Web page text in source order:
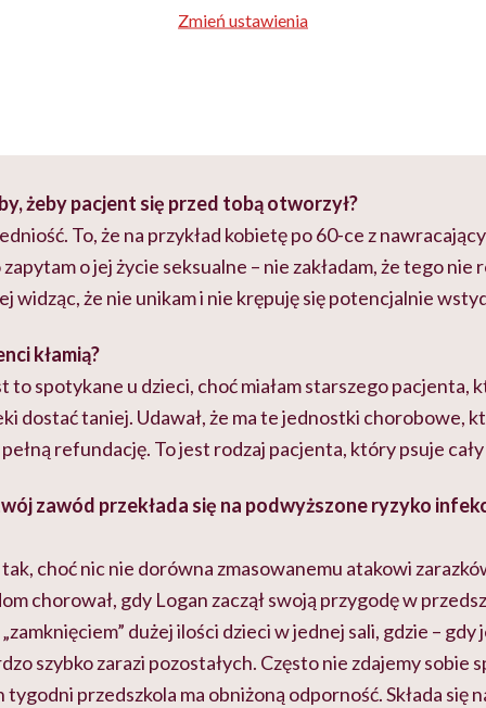
Zmień ustawienia
żeby pacjent się przed tobą otworzył?
To, że na przykład kobietę po 60-ce z
o jej życie seksualne – nie zakładam, że tego nie
widząc, że nie unikam i nie krępuję się potencjalnie
kłamią?
to spotykane u dzieci, choć miałam starszego pacjenta,
dostać taniej. Udawał, że ma te jednostki chorobowe,
refundację. To jest rodzaj pacjenta, który psuje
zawód przekłada się na podwyższone ryzyko
choć nic nie dorówna zmasowanemu atakowi
chorował, gdy Logan zaczął swoją przygodę w
dużej ilości dzieci w jednej sali, gdzie – gdy
szybko zarazi pozostałych. Często nie zdajemy sobie
przedszkola ma obniżoną odporność. Składa się